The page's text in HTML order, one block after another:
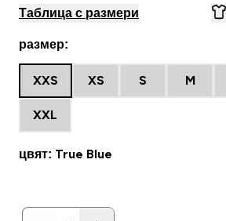
Таблица с размери
размер:
XXS XS S M
XXL
цвят: True Blue